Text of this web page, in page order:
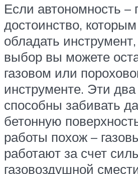
Если автономность –
достоинство,
обладать
выбор вы можете
газовом или
инструменте. Эти
способны забивать
бетонную
работы похож –
работают за счет
газовоздушной